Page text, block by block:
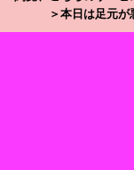
＞本日は足元が